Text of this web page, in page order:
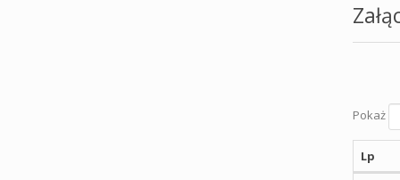
Pokaż
Lp